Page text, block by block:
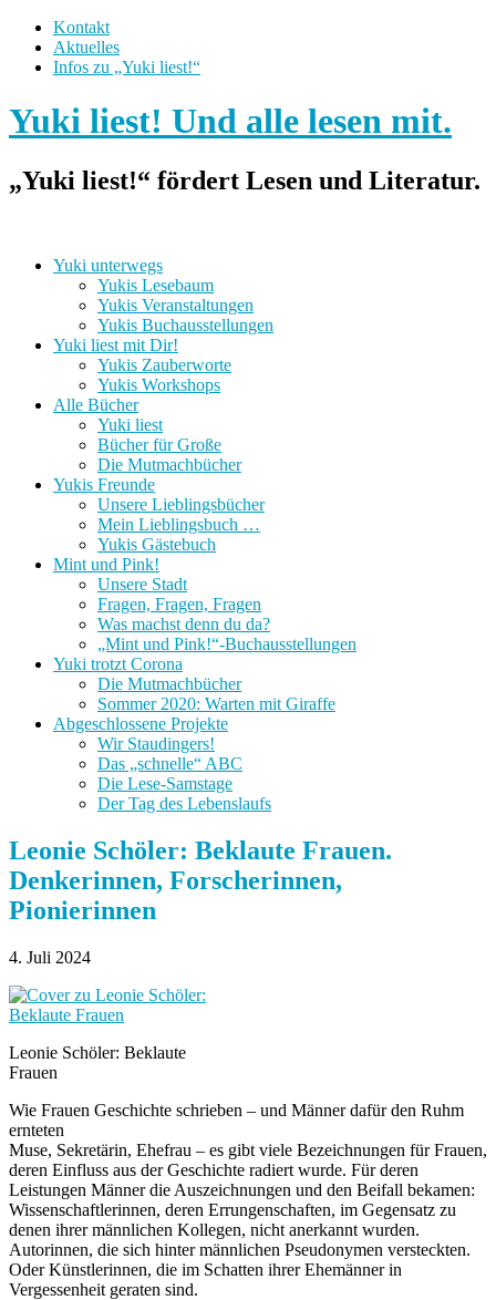
Kontakt
Aktuelles
Infos zu „Yuki liest!“
Yuki liest! Und alle lesen mit.
„Yuki liest!“ fördert Lesen und Literatur.
Yuki unterwegs
Yukis Lesebaum
Yukis Veranstaltungen
Yukis Buchausstellungen
Yuki liest mit Dir!
Yukis Zauberworte
Yukis Workshops
Alle Bücher
Yuki liest
Bücher für Große
Die Mutmachbücher
Yukis Freunde
Unsere Lieblingsbücher
Mein Lieblingsbuch …
Yukis Gästebuch
Mint und Pink!
Unsere Stadt
Fragen, Fragen, Fragen
Was machst denn du da?
„Mint und Pink!“-Buchausstellungen
Yuki trotzt Corona
Die Mutmachbücher
Sommer 2020: Warten mit Giraffe
Abgeschlossene Projekte
Wir Staudingers!
Das „schnelle“ ABC
Die Lese-Samstage
Der Tag des Lebenslaufs
Leonie Schöler: Beklaute Frauen.
Denkerinnen, Forscherinnen,
Pionierinnen
4. Juli 2024
Leonie Schöler: Beklaute
Frauen
Wie Frauen Geschichte schrieben – und Männer dafür den Ruhm
ernteten
Muse, Sekretärin, Ehefrau – es gibt viele Bezeichnungen für Frauen,
deren Einfluss aus der Geschichte radiert wurde. Für deren
Leistungen Männer die Auszeichnungen und den Beifall bekamen:
Wissenschaftlerinnen, deren Errungenschaften, im Gegensatz zu
denen ihrer männlichen Kollegen, nicht anerkannt wurden.
Autorinnen, die sich hinter männlichen Pseudonymen versteckten.
Oder Künstlerinnen, die im Schatten ihrer Ehemänner in
Vergessenheit geraten sind.